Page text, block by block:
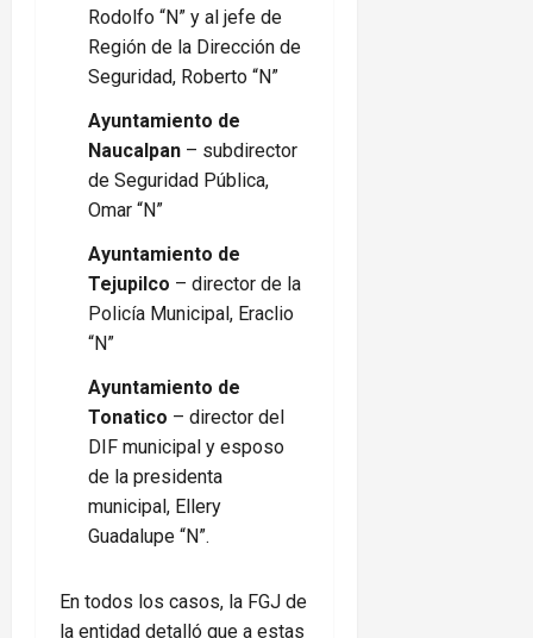
Rodolfo “N” y al jefe de
Región de la Dirección de
Seguridad, Roberto “N”
Ayuntamiento de
Naucalpan – subdirector
de Seguridad Pública,
Omar “N”
Ayuntamiento de
Tejupilco – director de la
Policía Municipal, Eraclio
“N”
Ayuntamiento de
Tonatico – director del
DIF municipal y esposo
de la presidenta
municipal, Ellery
Guadalupe “N”.
En todos los casos, la FGJ de
la entidad detalló que a estas